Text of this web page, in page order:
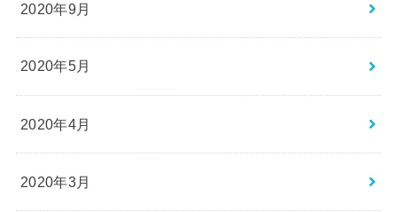
2020年9月
2020年5月
2020年4月
2020年3月